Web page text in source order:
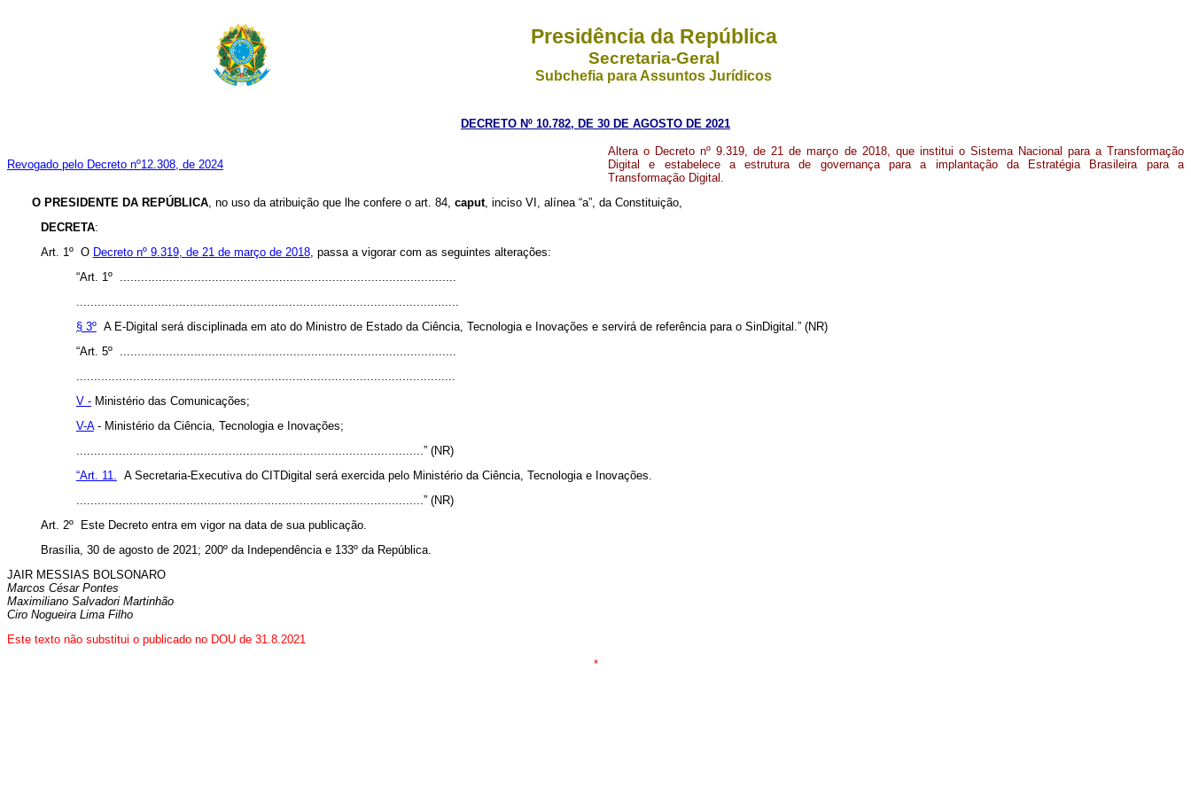
Presidência da República
Secretaria-Geral
Subchefia para Assuntos Jurídicos
DECRETO Nº 10.782, DE 30 DE AGOSTO DE 2021
Revogado pelo Decreto nº12.308, de 2024
Altera o Decreto nº 9.319, de 21 de março de 2018, que institui o Sistema Nacional para a Transformação
Digital e estabelece a estrutura de governança para a implantação da Estratégia Brasileira para a
Transformação Digital.
O PRESIDENTE DA REPÚBLICA, no uso da atribuição que lhe confere o art. 84,caput, inciso VI, alínea “a”, da Constituição,
DECRETA:
Art. 1º O Decreto nº 9.319, de 21 de março de 2018, passa a vigorar com as seguintes alterações:
“Art. 1º ...............................................................................................
............................................................................................................
§ 3ºA E-Digital será disciplinada em ato do Ministro de Estado da Ciência, Tecnologia e Inovações e servirá de referência para o SinDigital.” (NR)
“Art. 5º ...............................................................................................
...........................................................................................................
V -Ministério das Comunicações;
V-A- Ministério da Ciência, Tecnologia e Inovações;
..................................................................................................” (NR)
“Art. 11. A Secretaria-Executiva do CITDigital será exercida pelo Ministério da Ciência, Tecnologia e Inovações.
..................................................................................................” (NR)
Art. 2º Este Decreto entra em vigor na data de sua publicação.
Brasília, 30 de agosto de 2021; 200º da Independência e 133º da República.
JAIR MESSIAS BOLSONARO
Marcos César Pontes
Maximiliano Salvadori Martinhão
Ciro Nogueira Lima Filho
Este texto não substitui o publicado no DOU de 31.8.2021
*